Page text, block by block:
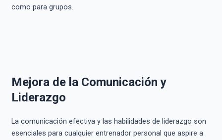
como para grupos.
Mejora de la Comunicación y
Liderazgo
La comunicación efectiva y las habilidades de liderazgo son
esenciales para cualquier entrenador personal que aspire a